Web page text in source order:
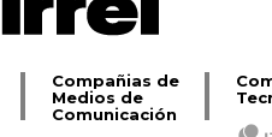
Compañias de
Medios de
Comunicación